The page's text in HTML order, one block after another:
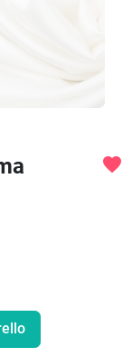
favorite